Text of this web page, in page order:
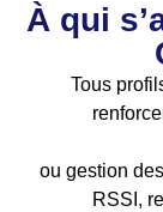
À qui
Tous
ou gestion
RSSI,